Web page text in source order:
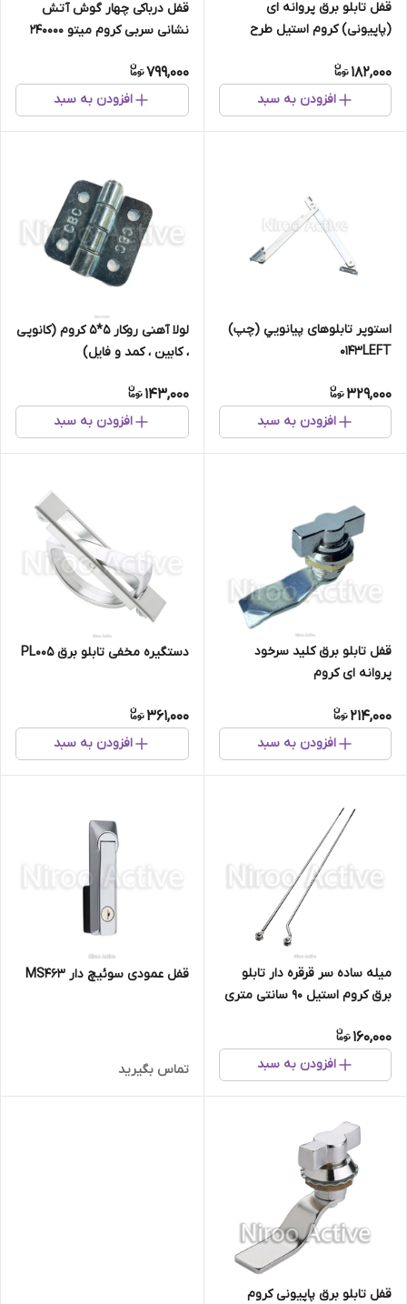
قفل تابلو برق پروانه ای
(پاپیونی) کروم استیل طرح
182,000
افزودن به سبد
قفل درباکی چهار گوش آتش
نشانی سربی کروم میتو ۲۴۰۰۰۰
799,000
افزودن به سبد
استوپر تابلوهای پيانويي (چپ)
۰۱۴۳LEFT
329,000
افزودن به سبد
لولا آهنی روکار 5*5 کروم (کانوپی
، کابین ، کمد و فایل)
143,000
افزودن به سبد
قفل تابلو برق کلید سرخود
پروانه ای کروم
214,000
افزودن به سبد
دستگیره مخفی تابلو برق PL005
361,000
افزودن به سبد
میله ساده سر قرقره دار تابلو
برق کروم استیل ۹۰ سانتی متری
160,000
افزودن به سبد
قفل عمودی سوئیچ دار MS463
تماس بگیرید
قفل تابلو برق پاپیونی کروم